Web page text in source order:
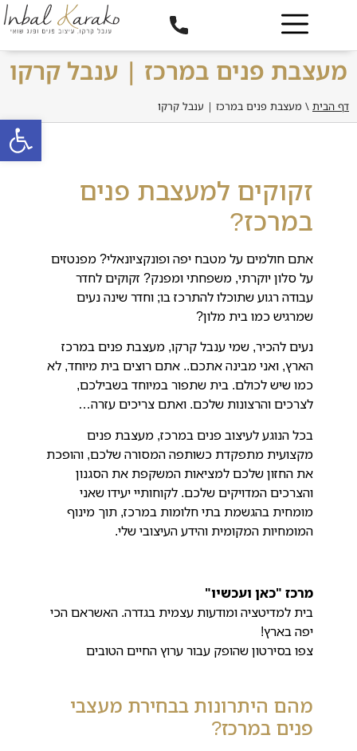
מעצבת פנים במרכז | ענבל קרקו
דף הבית \ מעצבת פנים במרכז | ענבל קרקו
זקוקים למעצבת פנים
במרכז?
אתם חולמים על מטבח יפה ופונקציונאלי? מפנטזים
על סלון יוקרתי, משפחתי ומפנק? זקוקים לחדר
עבודה רגוע שתוכלו להתרכז בו; וחדר שינה נעים
שמרגיש כמו בית מלון?
נעים להכיר, שמי ענבל קרקו, מעצבת פנים במרכז
הארץ, ואני מבינה אתכם.. אתם רוצים בית מיוחד, לא
כמו שיש לכולם. בית שתפור במיוחד בשבילכם,
לצרכים והרצונות שלכם. ואתם צריכים עזרה…
בכל הנוגע לעיצוב פנים במרכז, מעצבת פנים
מקצועית מתפקדת כשותפה המסורה שלכם, והופכת
את החזון שלכם למציאות המשקפת את הסגנון
והצרכים המדויקים שלכם. לקוחותיי יעידו שאני
מומחית בהגשמת בתי חלומות במרכז, תוך מינוף
המומחיות המקומית והידע העיצובי שלי.
מרכז "כאן ועכשיו"
בית למדיטציה ומודעות עצמית בגדרה. האשראם הכי
יפה בארץ!
צפו בסירטון שהופק עבור ערוץ החיים הטובים
מהם היתרונות בבחירת מעצבי
פנים במרכז?
פתח